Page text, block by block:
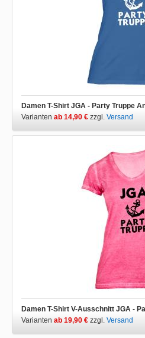
Damen T-Shirt JGA - Party Truppe
Varianten ab 14,90 € zzgl. Versand
Damen T-Shirt V-Ausschnitt JGA -
Varianten ab 19,90 € zzgl. Versand